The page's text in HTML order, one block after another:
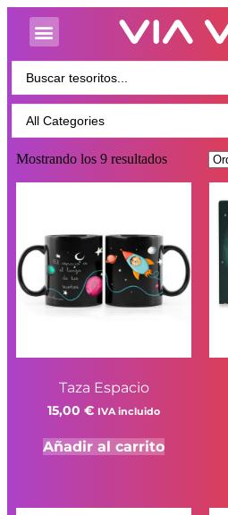
Mostrando los 9 resultados
Taza Espacio
15,00 € IVA incluido
Añadir al carrito